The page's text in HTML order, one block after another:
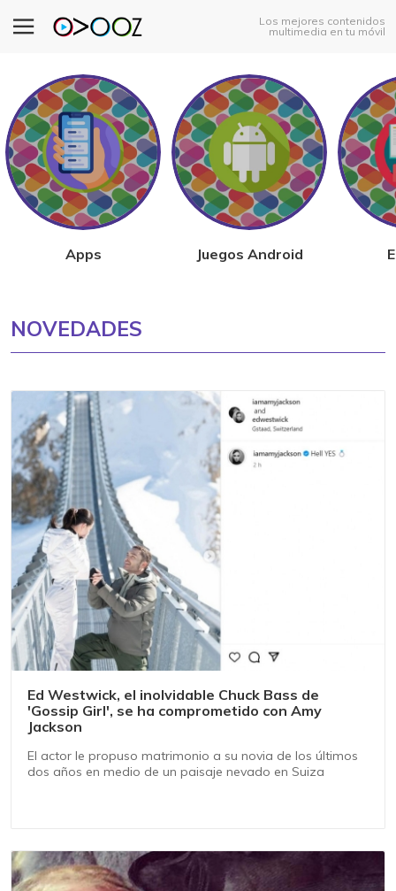
Los mejores contenidos
multimedia en tu móvil
Apps Juegos Android
NOVEDADES
Ed Westwick, el inolvidable Chuck Bass de
'Gossip Girl', se ha comprometido con Amy
Jackson
El actor le propuso matrimonio a su novia de los últimos
dos años en medio de un paisaje nevado en Suiza